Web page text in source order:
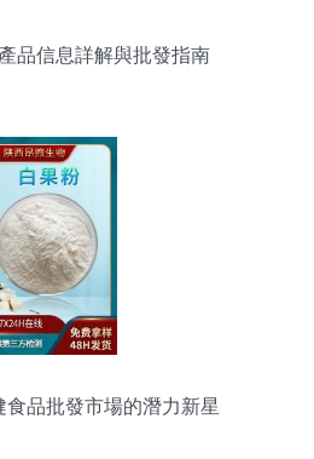
品信息詳解與批發指南
食品批發市場的潛力新星